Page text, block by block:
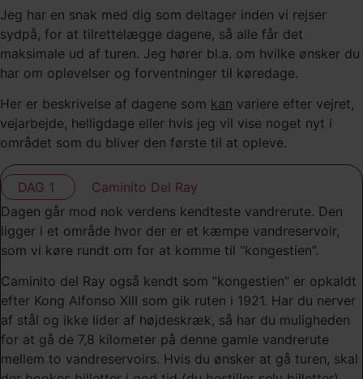
Jeg har en snak med dig som deltager inden vi rejser
sydpå, for at tilrettelægge dagene, så alle får det
maksimale ud af turen. Jeg hører bl.a. om hvilke ønsker du
har om oplevelser og forventninger til køredage.
Her er beskrivelse af dagene som kan variere efter vejret,
vejarbejde, helligdage eller hvis jeg vil vise noget nyt i
området som du bliver den første til at opleve.
DAG 1
Caminito Del Ray
Dagen går mod nok verdens kendteste vandrerute. Den
ligger i et område hvor der er et kæmpe vandreservoir,
som vi køre rundt om for at komme til “kongestien”.
Caminito del Ray også kendt som ”kongestien” er opkaldt
efter Kong Alfonso XIII som gik ruten i 1921. Har du nerver
af stål og ikke lider af højdeskræk, så har du muligheden
for at gå de 7,8 kilometer på denne gamle vandrerute
mellem to vandreservoirs. Hvis du ønsker at gå turen, skal